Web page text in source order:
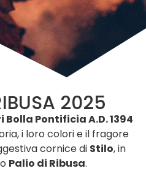
2025
Bolla Pontificia A.D. 1394
i loro colori e il fragore
cornice di Stilo, in
Palio di Ribusa.